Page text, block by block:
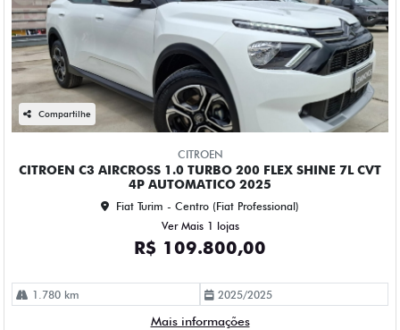
Compartilhe
CITROEN
CITROEN C3 AIRCROSS 1.0 TURBO 200 FLEX SHINE 7L CVT
4P AUTOMATICO 2025
Fiat Turim - Centro (Fiat Professional)
Ver Mais 1 lojas
R$ 109.800,00
1.780 km 2025/2025
Mais informações